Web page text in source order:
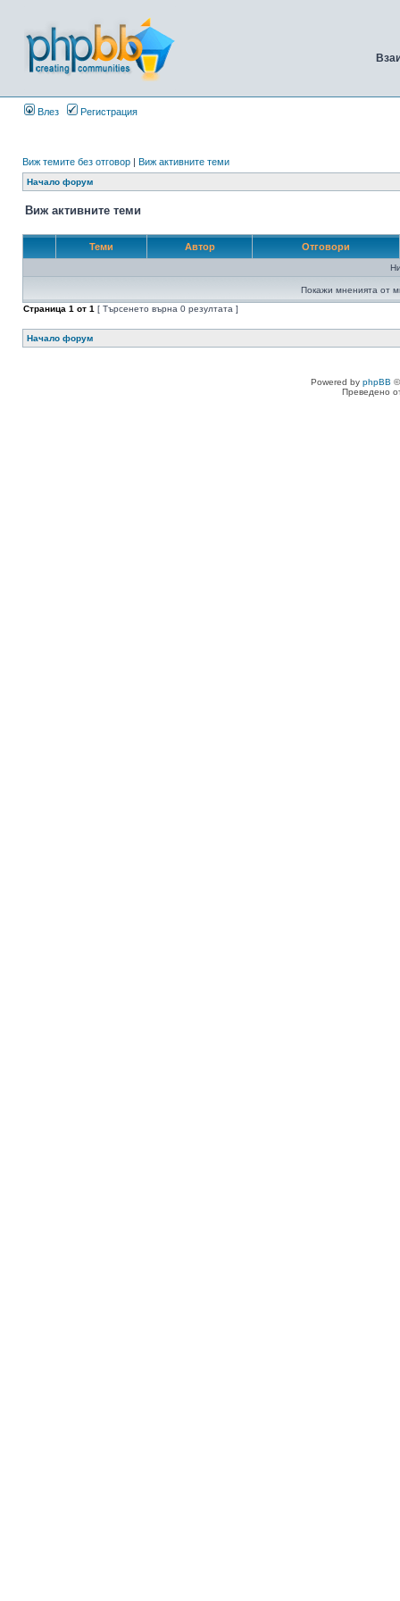
Влез Регистрация
Виж темите без отговор | Виж активните теми
Начало форум
Виж активните теми
Теми Автор Отговори
Покажи мненията от
Страница 1 от 1 [ Търсенето върна 0 резултата ]
Начало форум
Powered by phpBB
Преведено